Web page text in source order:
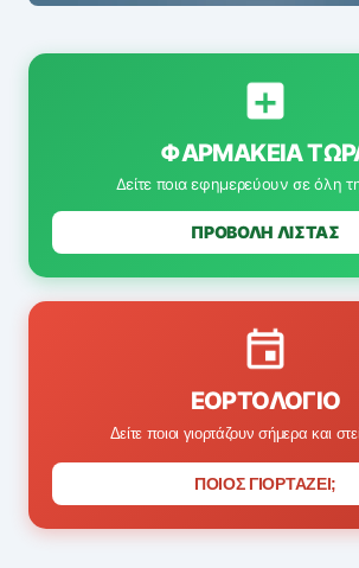
ΦΑΡΜΑΚΕΊΑ
Δείτε ποια εφημερεύουν σε όλη
ΠΡΟΒΟΛΗ ΛΙΣΤΑΣ
ΕΟΡΤΟΛΌΓΙΟ
Δείτε ποιοι γιορτάζουν σήμερα και
ΠΟΙΟΣ ΓΙΟΡΤΑΖΕΙ;